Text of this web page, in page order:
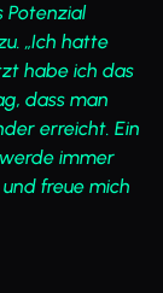
Potenzial
„Ich hatte
habe ich das
dass man
erreicht. Ein
immer
freue mich